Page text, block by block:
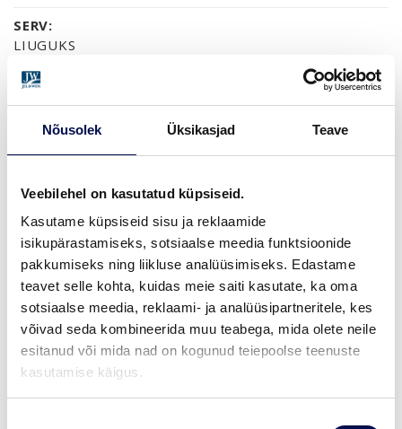
Nõusolek Üksikasjad Teave
Veebilehel on kasutatud küpsiseid.
Kasutame küpsiseid sisu ja reklaamide
isikupärastamiseks, sotsiaalse meedia funktsioonide
pakkumiseks ning liikluse analüüsimiseks. Edastame
teavet selle kohta, kuidas meie saiti kasutate, ka oma
sotsiaalse meedia, reklaami- ja analüüsipartneritele, kes
võivad seda kombineerida muu teabega, mida olete neile
esitanud või mida nad on kogunud teiepoolse teenuste
kasutamise käigus.
SERV:
LIUGUKS
GARANTII:
GOLD
LEIA EDASIMÜÜJA
VAATA
BROŠÜÜRE
ühendust